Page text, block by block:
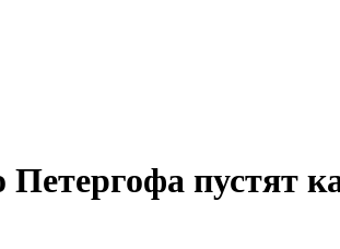
Петергофа пустят